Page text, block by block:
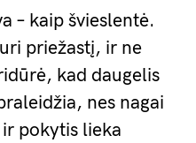
– kaip švieslentė.
priežastį, ir ne
kad daugelis
nes nagai
pokytis lieka